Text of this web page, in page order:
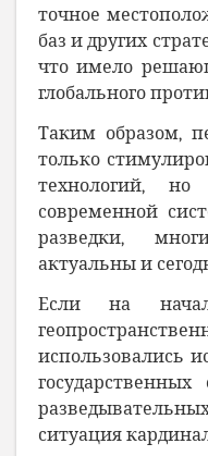
точное
баз и других
что имело
глобального
Таким образом,
только
технологий,
современной
разведки,
актуальны и
Если на
использовались
ситуация